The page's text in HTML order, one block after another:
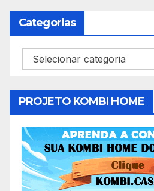
Categorias
Categorias
PROJETO KOMBI HOME